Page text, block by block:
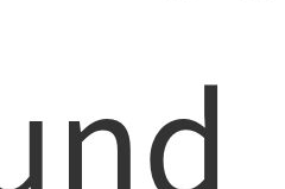
形的速度以及冰盖流
技术大大提高了我们